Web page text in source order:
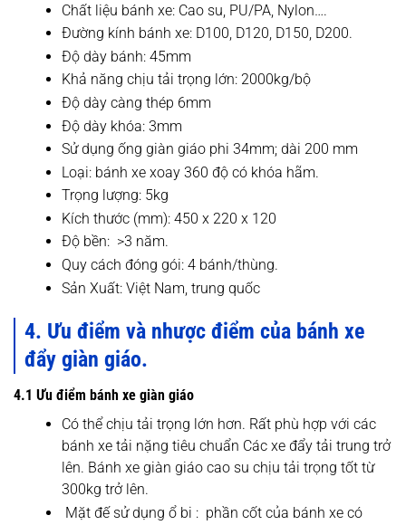
Chất liệu bánh xe: Cao su, PU/PA, Nylon….
Đường kính bánh xe: D100, D120, D150, D200.
Độ dày bánh: 45mm
Khả năng chịu tải trọng lớn: 2000kg/bộ
Độ dày càng thép 6mm
Độ dày khóa: 3mm
Sử dụng ống giàn giáo phi 34mm; dài 200 mm
Loại: bánh xe xoay 360 độ có khóa hãm.
Trọng lượng: 5kg
Kích thước (mm): 450 x 220 x 120
Độ bền: >3 năm.
Quy cách đóng gói: 4 bánh/thùng.
Sản Xuất: Việt Nam, trung quốc
4. Ưu điểm và nhược điểm của bánh xe
đẩy giàn giáo.
4.1 Ưu điểm bánh xe giàn giáo
Có thể chịu tải trọng lớn hơn. Rất phù hợp với các
bánh xe tải nặng tiêu chuẩn Các xe đẩy tải trung trở
lên. Bánh xe giàn giáo cao su chịu tải trọng tốt từ
300kg trở lên.
Mặt đế sử dụng ổ bi : phần cốt của bánh xe có